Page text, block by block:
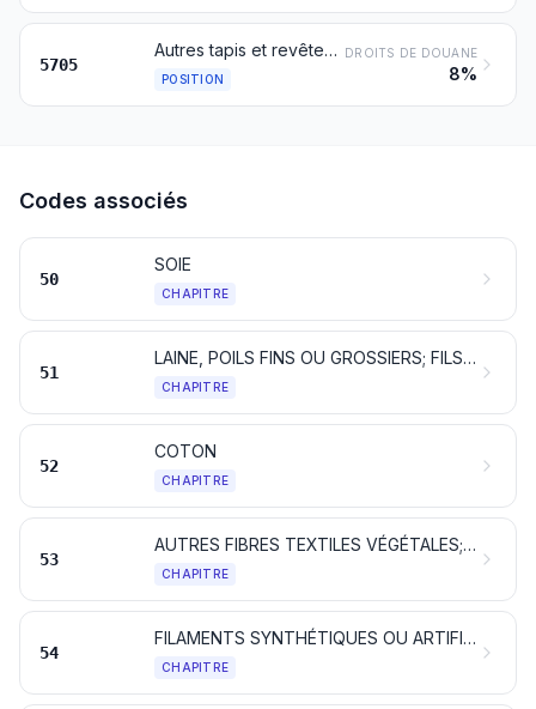
5705
Autres tapis et revêtements de sol en matières textiles, même confectionnés
POSITION
DROITS DE DOUANE
8%
Codes associés
50
SOIE
CHAPITRE
51
LAINE, POILS FINS OU GROSSIERS; FILS ET TISSUS DE CRIN
CHAPITRE
52
COTON
CHAPITRE
53
AUTRES FIBRES TEXTILES VÉGÉTALES; FILS DE PAPIER ET TISSUS DE FILS DE PAPIER
CHAPITRE
54
FILAMENTS SYNTHÉTIQUES OU ARTIFICIELS; lames et formes similaires en matières textiles synthétiques ou artificielles
CHAPITRE